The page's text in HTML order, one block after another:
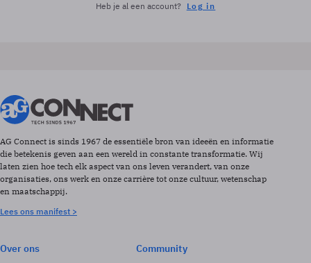
Heb je al een account? Log in
AG Connect is sinds 1967 de essentiële bron van ideeën en informatie
die betekenis geven aan een wereld in constante transformatie. Wij
laten zien hoe tech elk aspect van ons leven verandert, van onze
organisaties, ons werk en onze carrière tot onze cultuur, wetenschap
en maatschappij.
Lees ons manifest >
Over ons
Community